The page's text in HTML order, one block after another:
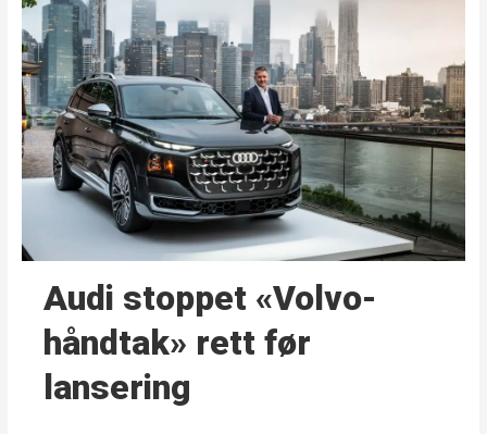
Audi stoppet «Volvo-
håndtak» rett før
lansering